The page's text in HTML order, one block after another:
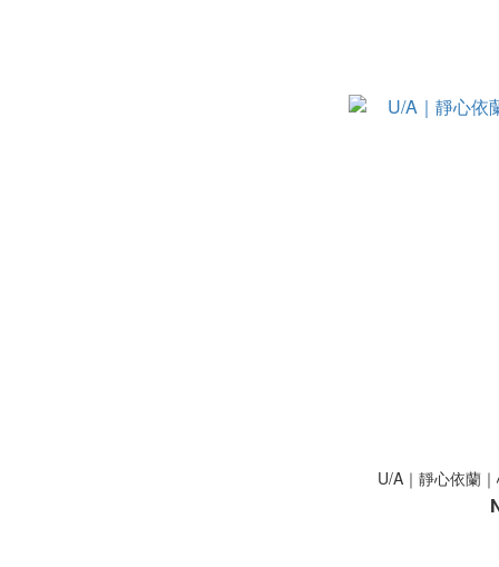
U/A｜靜心依蘭